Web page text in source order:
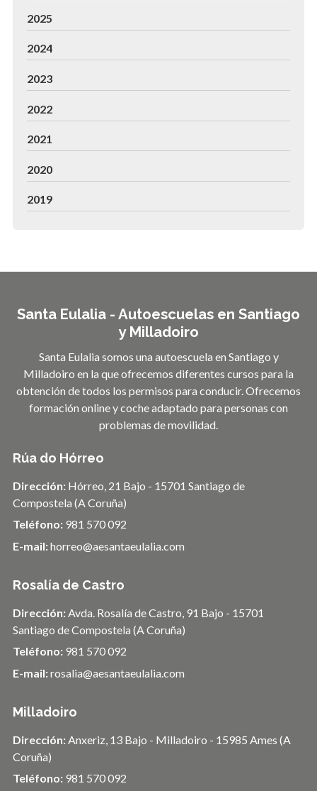
2025
2024
2023
2022
2021
2020
2019
Santa Eulalia - Autoescuelas en Santiago
y Milladoiro
Santa Eulalia somos una autoescuela en Santiago y
Milladoiro en la que ofrecemos diferentes cursos para la
obtención de todos los permisos para conducir. Ofrecemos
formación online y coche adaptado para personas con
problemas de movilidad.
Rúa do Hórreo
Dirección: Hórreo, 21 Bajo - 15701 Santiago de
Compostela (A Coruña)
Teléfono: 981 570 092
E-mail:horreo@aesantaeulalia.com
Rosalía de Castro
Dirección: Avda. Rosalía de Castro, 91 Bajo - 15701
Santiago de Compostela (A Coruña)
Teléfono: 981 570 092
E-mail:rosalia@aesantaeulalia.com
Milladoiro
Dirección: Anxeriz, 13 Bajo - Milladoiro - 15985 Ames (A
Coruña)
Teléfono: 981 570 092